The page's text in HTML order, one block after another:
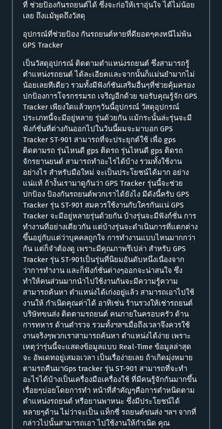
ที่ ช่วยป้องกันรถยนต์ได้ ซึ่งจะก่อให้เราอุ่นใจ ได้ไม่น้อย
เลย ถึงแม้พูดถึงวัสดุ
อุปกรณ์ที่ช่วยป้อง กันรถยนต์หายที่ดียอดๆคงหนีไม่พ้น
GPS Tracker
เป็นวัสดุอุปกรณ์ ติดตามตำแหน่งรถยนต์ ซึ่งสามารถรู้
ตำแหน่งรถยนต์ ได้ละเอียดและจากนั้นก็แม่นยำมากไม่
น้อยเลยทีเดียว รวมทั้งมีฟังก์ชันเสริมอื่นๆที่ช่วยคุ้มครอง
ปกป้องการโจรกรรมรถ เจริญอีกด้วย ขอรับคุณรู้จัก GPS
Tracker เพียงใดแล้วทุกๆวันนี้อุปกรณ์ วัสดุอุปกรณ์
ประเภทนี้จะมีอยู่หลาย รุ่นด้วยกัน แม้กระนั้นล่ะรุ่นจะมี
ฟังก์ชั่นที่ต่างกันออกไปในวันนี้ผมจะมาบอก GPS
Tracker ST-901 สามารถที่จะประยุกต์ใช้ เพื่อ gps
ติดตามรถ รุ่นไหนดี gps ติดรถ รุ่นไหนดี gps ติดรถ
จักรยานยนต์ สามารถทำอะไรได้บ้าง รวมทั้งใช้งาน
อย่างไร สำหรับมือใหม่ จะเป็นประโยชน์ได้มาก อย่าง
แน่แท้ ถ้างั้นเรามาดูกันว่า GPS Tracker รุ่นนี้จะช่วย
ปกป้อง ป้องกันรถยนต์พวกเราได้ยังไง มีดังนี้ครับ GPS
Tracker รุ่น ST-901 สมควรใช้งานกับใครกันแน่ GPS
Tracker จะมีอยู่หลายรุ่นด้วยกัน บ้างรุ่นจะมีฟังก์ชั่น การ
ทำงานที่อย่างเดียวกัน แต่บ้างรุ่นจะดำเนินการที่แตกต่าง
ขึ้นอยู่กับแต่ว่าบุคคลถูกใจ การทำงานแบบไหนมากกว่า
กัน แต่ก็จำต้องดู เพราะมีคุณภาพรึเปล่า สำหรับ GPS
Tracker รุ่น ST-901เป็นรุ่นที่นิยมอันดับหนึ่งเนื่องจาก
ว่าการทำงาน และก็ฟังก์ชั่นต่างๆออกจะน่าสนใจ ซึ่ง
ทำให้คนส่วนมากนำไปใช้งานกันจะมีความรู้ความ
สามารถค้นหา ตำแหน่งได้เก่งอยู่แล้ว สามารถเอาไปใช้
งานให้ กำเนิดคุณค่าได้ อาทิเช่น ร้านรวงให้เช่ารถยนต์
บริษัทขนส่ง ติดตามรถยนต์ คนภายในครอบครัว ด้าน
การทหาร ด้านตำรวจ รวมทั้งฯลฯเมื่อถึงเวลาจึงควรใช้
งานจริงๆพวกเราสามารถค้นหา ตำแหน่งได้ง่าย เพราะ
เหตุว่ารุ่นนี้จะแสดงข้อมูลแบบ Real-Time ข้อมูลล่าสุด
จะ อัพเดทอยู่เสมอเวลา เป็นเรื่อง่ายเลย ถ้าเกิดมุ่งหมาย
ตามรถคืนมาGps tracker รุ่น ST-901 สามารถที่จะทำ
อะไรได้บ้างเป็นเครื่องมือเครื่องใช้ ที่มีคนรู้จักกันมากขึ้น
เรื่อยๆบ่อยโดยการทำ หน้าที่สำคัญๆคือการตำหนิดตาม
ตำแหน่งรถยนต์ หรือยานพาหนะ ซึ่งมีประโยชน์ได้
หลายๆด้าน ไม่ว่าจะเป็น แท็กซี่ รถยนต์ขนส่ง ฯลฯ จากที่
กล่าวไปนั้นสามารถเอา ไปใช้งานให้กำเนิด คุณ